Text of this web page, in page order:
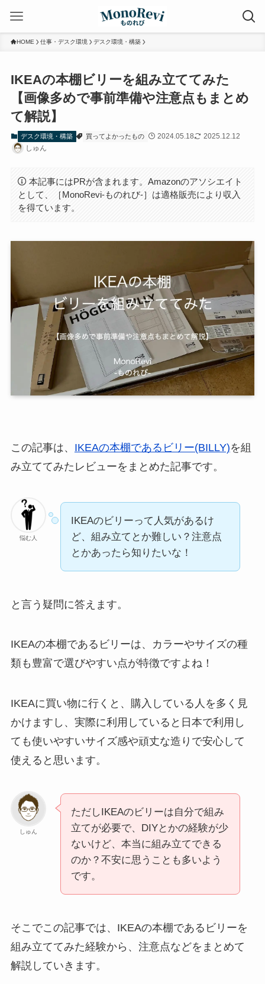
HOME 仕事・デスク環境 デスク環境・構築
IKEAの本棚ビリーを組み立ててみた
【画像多めで事前準備や注意点もまとめ
て解説】
デスク環境・構築 買ってよかったもの 2024.05.18
2025.12.12
しゅん
本記事にはPRが含まれます。Amazonのアソシエイト
として、［MonoRevi-ものれび-］は適格販売により収入
を得ています。
この記事は、 IKEAの本棚であるビリー(BILLY)を組
み立ててみたレビューをまとめた記事です。
悩む人
IKEAのビリーって人気があるけ
ど、組み立てとか難しい？注意点
とかあったら知りたいな！
と言う疑問に答えます。
IKEAの本棚であるビリーは、カラーやサイズの種
類も豊富で選びやすい点が特徴ですよね！
IKEAに買い物に行くと、購入している人を多く見
かけますし、実際に利用していると日本で利用し
ても使いやすいサイズ感や頑丈な造りで安心して
使えると思います。
しゅん
ただしIKEAのビリーは自分で組み
立てが必要で、DIYとかの経験が少
ないけど、本当に組み立てできる
のか？不安に思うことも多いよう
です。
そこでこの記事では、IKEAの本棚であるビリーを
組み立ててみた経験から、注意点などをまとめて
解説していきます。